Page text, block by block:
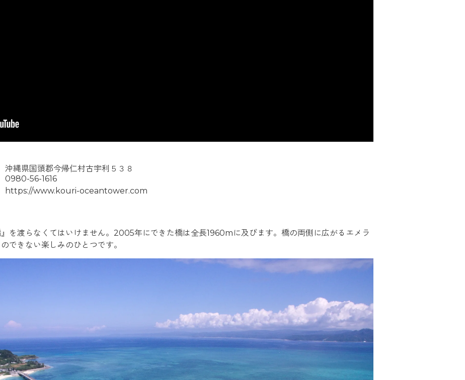
沖縄県国頭郡今帰仁村古宇利５３８
0980-56-1616
https://www.kouri-oceantower.com
を渡らなくてはいけません。2005年にできた橋は全長1960mに及びます。橋の両側に広がるエメラ
できない楽しみのひとつです。